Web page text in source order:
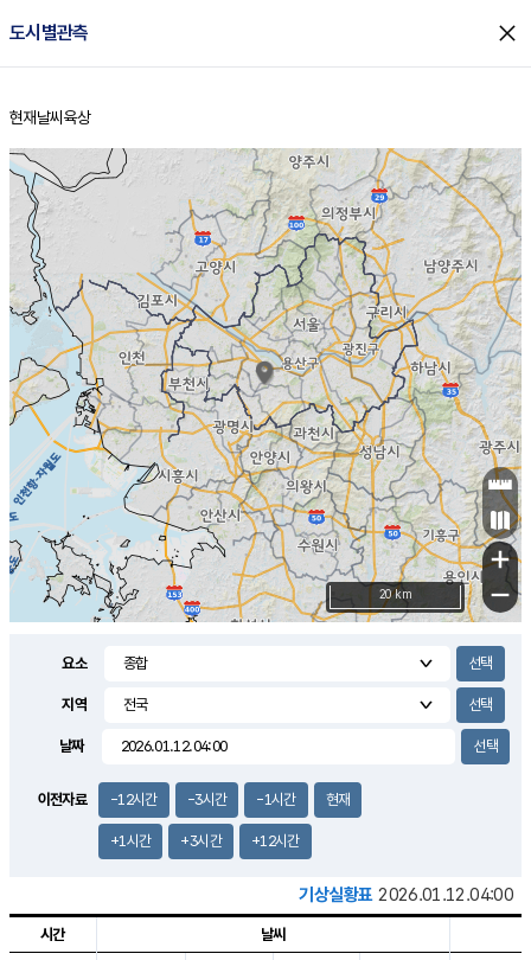
도시별관측 close
홈
현재날씨 육상
+
−
20 km
요소
지역
날짜
이전자료 -12시간 -3시간 -1시간 현재
+1시간 +3시간 +12시간
기상실황표 2026.01.12.04:00
시간 날씨